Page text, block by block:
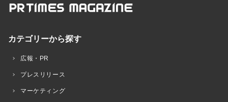
カテゴリーから探す
広報・PR
プレスリリース
マーケティング